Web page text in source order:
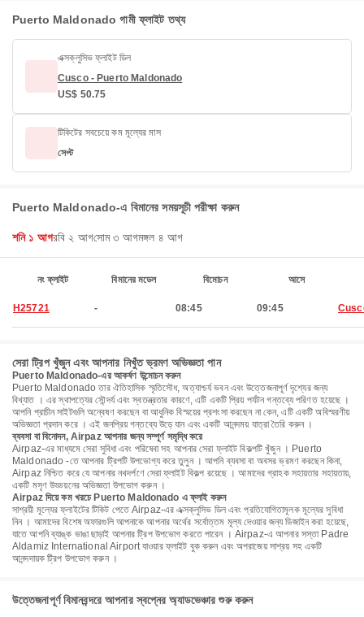
Puerto Maldonado গামী ফ্লাইট তথ্য
এক্সক্লুসিভ ফ্লাইট ডিল
Cusco - Puerto Maldonado
US$ 50.75
টিকিটের সবচেয়ে কম মূল্যের মাস
সেপ্ট
Puerto Maldonado-এ বিমানের সময়সূচী পরীক্ষা করুন
শনি ১ আগরবি ২ আগসোম ৩ আগমঙ্গল ৪ আগ
নং ফ্লাইট বিমানের মডেল বিমোচন আসে
H25721 - 08:45 09:45
সেরা ট্রিপ খুঁজুন এবং আপনার নিখুঁত ভ্রমণ অভিজ্ঞতা পান
Puerto Maldonado-এর আকর্ষণ উন্মোচন করুন
Puerto Maldonado তার ঐতিহাসিক স্মৃতিসৌধ, অত্যাশ্চর্য ভবন এবং উত্তেজনাপূর্ণ দৃশ্যের জন্য
বিখ্যাত । এর স্থাপত্যের সৌন্দর্য এবং স্বতন্ত্রতার কারণে, এটি একটি প্রিয় পর্যটন গন্তব্যে পরিণত হয়েছে ।
আপনি প্রাচীন সাইটগুলি অন্বেষণ করছেন বা আধুনিক বিস্ময়ের প্রশংসা করছেন না কেন, এটি একটি অবিস্মরণীয়
অভিজ্ঞতা প্রদান করে । এই জনপ্রিয় গন্তব্যে উড়ে যান এবং একটি আনন্দময় যাত্রা তৈরি করুন ।
ব্যবসা বা বিনোদন, Airpaz আপনার জন্য সম্পূর্ণ সমৃদ্ধি করে
Airpaz-এর মাধ্যমে সেরা সুবিধা এবং পরিষেবা সহ আপনার সেরা ফ্লাইট বিকল্পটি খুঁজুন । Puerto
Maldonado -তে আপনার ট্রিপটি উপভোগ্য করে তুলুন । আপনি ব্যবসা বা অবসর ভ্রমণ করছেন কিনা,
Airpaz নিশ্চিত করে যে আপনার নখদর্পণে সেরা ফ্লাইট বিকল্প রয়েছে । আমাদের গ্রাহক সহায়তার সহায়তায়,
একটি মসৃণ উড্ডয়নের অভিজ্ঞতা উপভোগ করুন ।
Airpaz দিয়ে কম খরচে Puerto Maldonado এ ফ্লাই করুন
সাশ্রয়ী মূল্যের ফ্লাইটের টিকিট পেতে Airpaz-এর এক্সক্লুসিভ ডিল এবং প্রতিযোগিতামূলক মূল্যের সুবিধা
নিন । আমাদের বিশেষ অফারগুলি আপনাকে আপনার অর্থের সর্বোত্তম মূল্য দেওয়ার জন্য ডিজাইন করা হয়েছে,
যাতে আপনি ব্যাঙ্ক ভাঙা ছাড়াই আপনার ট্রিপ উপভোগ করতে পারেন । Airpaz-এ আপনার সস্তা Padre
Aldamiz International Airport যাওয়ার ফ্লাইট বুক করুন এবং অপরাজেয় সাশ্রয় সহ একটি
আনন্দদায়ক ট্রিপ উপভোগ করুন ।
উত্তেজনাপূর্ণ বিমানবন্দরে আপনার স্বপ্নের অ্যাডভেঞ্চার শুরু করুন